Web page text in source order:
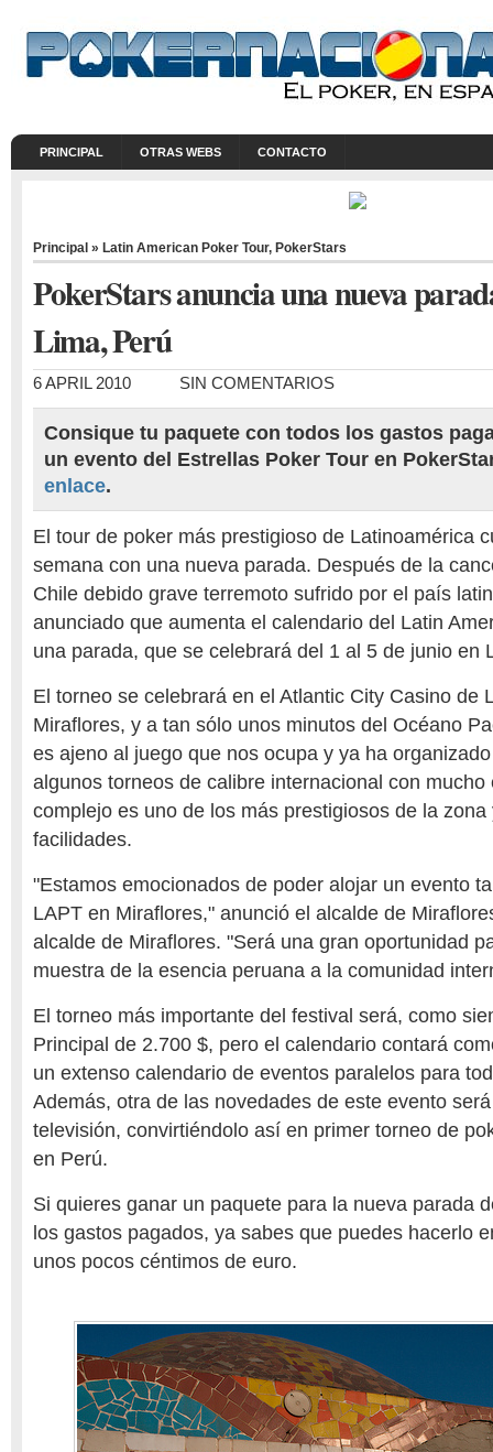
PRINCIPAL OTRAS WEBS CONTACTO
Principal » Latin American Poker Tour, PokerStars
PokerStars anuncia una nueva
Lima, Perú
6 APRIL 2010 SIN COMENTARIOS
Consique tu paquete con todos los gastos
un evento del Estrellas Poker Tour en
enlace.
El tour de poker más prestigioso de Latinoamérica
semana con una nueva parada. Después de la
Chile debido grave terremoto sufrido por el país
anunciado que aumenta el calendario del Latin
una parada, que se celebrará del 1 al 5 de junio en
El torneo se celebrará en el Atlantic City Casino de
Miraflores, y a tan sólo unos minutos del Océano
es ajeno al juego que nos ocupa y ya ha
algunos torneos de calibre internacional con
complejo es uno de los más prestigiosos de la
facilidades.
"Estamos emocionados de poder alojar un evento
LAPT en Miraflores," anunció el alcalde de
alcalde de Miraflores. "Será una gran oportunidad
muestra de la esencia peruana a la comunidad
El torneo más importante del festival será, como
Principal de 2.700 $, pero el calendario contará
un extenso calendario de eventos paralelos para
Además, otra de las novedades de este evento
televisión, convirtiéndolo así en primer torneo de
en Perú.
Si quieres ganar un paquete para la nueva parada
los gastos pagados, ya sabes que puedes hacerlo
unos pocos céntimos de euro.